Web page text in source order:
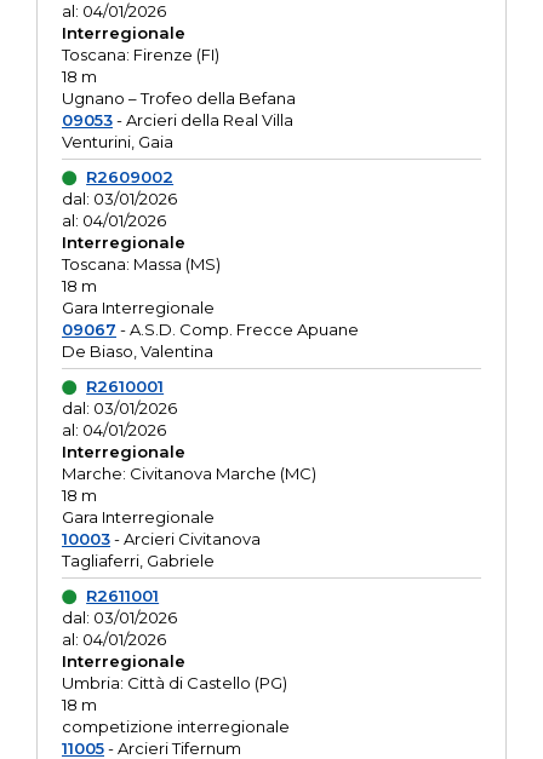
al: 04/01/2026
Interregionale
Toscana: Firenze (FI)
18 m
Ugnano – Trofeo della Befana
09053- Arcieri della Real Villa
Venturini, Gaia
R2609002
dal: 03/01/2026
al: 04/01/2026
Interregionale
Toscana: Massa (MS)
18 m
Gara Interregionale
09067 - A.S.D. Comp. Frecce Apuane
De Biaso, Valentina
R2610001
dal: 03/01/2026
al: 04/01/2026
Interregionale
Marche: Civitanova Marche (MC)
18 m
Gara Interregionale
10003- Arcieri Civitanova
Tagliaferri, Gabriele
R2611001
dal: 03/01/2026
al: 04/01/2026
Interregionale
Umbria: Città di Castello (PG)
18 m
competizione interregionale
11005- Arcieri Tifernum